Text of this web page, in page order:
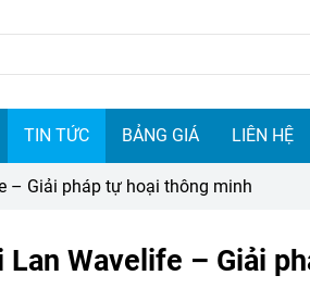
TIN TỨC BẢNG GIÁ LIÊN HỆ
– Giải pháp tự hoại thông minh
Lan Wavelife – Giải